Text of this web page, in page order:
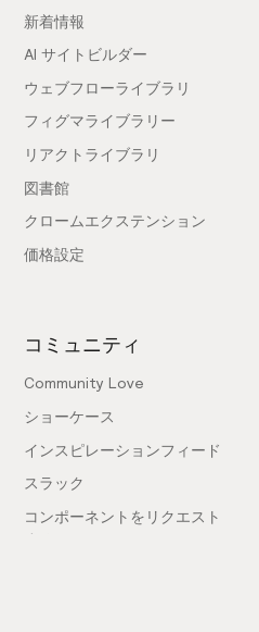
新着情報
AI サイトビルダー
ウェブフローライブラリ
フィグマライブラリー
リアクトライブラリ
図書館
クロームエクステンション
価格設定
コミュニティ
Community Love
ショーケース
インスピレーションフィード
スラック
コンポーネントをリクエスト
する